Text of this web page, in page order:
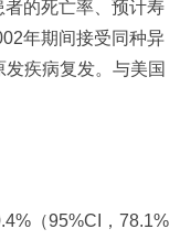
的死亡率、预计寿
年期间接受同种异
疾病复发。与美国
（95%CI，78.1%